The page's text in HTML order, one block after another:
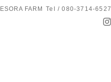
FARM Tel / 080-3714-6527